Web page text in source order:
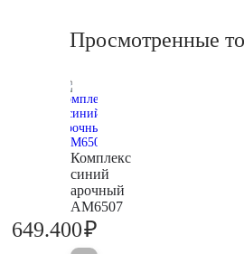
Просмотренные
Комплекс
синий
арочный
AM6507
649.400₽